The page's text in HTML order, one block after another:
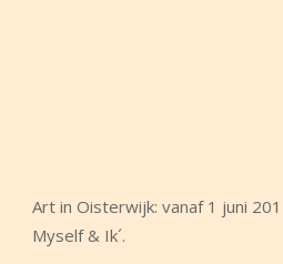
Art in Oisterwijk: vanaf 1 juni
Myself & Ik´.